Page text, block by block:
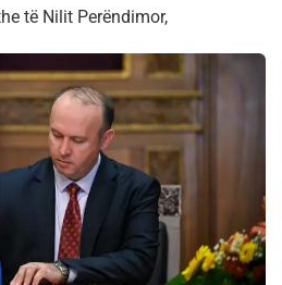
të Nilit Perëndimor,